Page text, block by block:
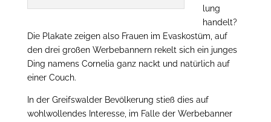
lung
handelt?
Die Plakate zeigen also Frauen im Evaskostüm, auf
den drei großen Werbebannern rekelt sich ein junges
Ding namens Cornelia ganz nackt und natürlich auf
einer Couch.
In der Greifswalder Bevölkerung stieß dies auf
wohlwollendes Interesse, im Falle der Werbebanner